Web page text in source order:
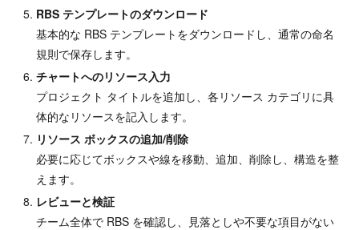
RBS テンプレートのダウンロード
基本的な RBS テンプレートをダウンロードし、通常の命名
規則で保存します。
チャートへのリソース入力
プロジェクト タイトルを追加し、各リソース カテゴリに具
体的なリソースを記入します。
リソース ボックスの追加/削除
必要に応じてボックスや線を移動、追加、削除し、構造を整
えます。
レビューと検証
チーム全体で RBS を確認し、見落としや不要な項目がない